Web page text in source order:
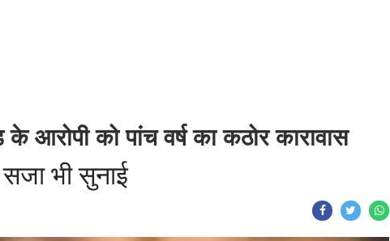
आरोपी को पांच वर्ष का कठोर कारावास
भी सुनाई